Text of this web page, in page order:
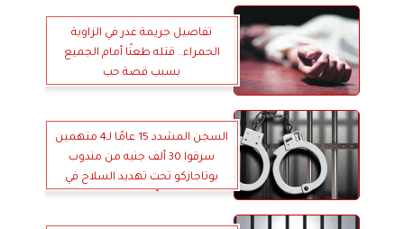
تفاصيل جريمة غدر في الزاوية
الحمراء.. قتله طعنًا أمام الجميع
بسبب قصة حب
السجن المشدد 15 عامًا لـ4 متهمين
سرقوا 30 ألف جنيه من مندوب
بوتاجازكو تحت تهديد السلاح في